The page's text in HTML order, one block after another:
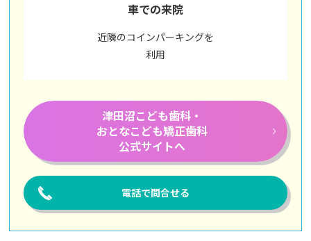
車での来院
近隣のコインパーキングを
利用
津田沼こども歯科・
おとなこども矯正歯科
公式サイトへ
電話で問合せる